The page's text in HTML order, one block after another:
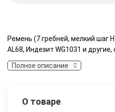
Ремень (7 гребней, мелкий шаг
AL68, Индезит WG1031 и
Полное описание
О товаре